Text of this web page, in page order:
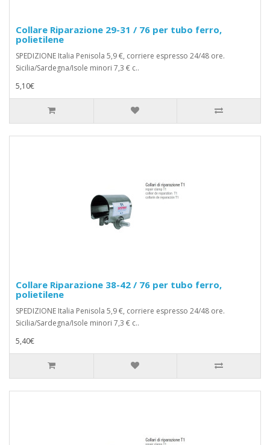
Collare Riparazione 29-31 / 76 per tubo ferro,
polietilene
SPEDIZIONE Italia Penisola 5,9 €, corriere espresso 24/48 ore.
Sicilia/Sardegna/Isole minori 7,3 € c..
5,10€
Collare Riparazione 38-42 / 76 per tubo ferro,
polietilene
SPEDIZIONE Italia Penisola 5,9 €, corriere espresso 24/48 ore.
Sicilia/Sardegna/Isole minori 7,3 € c..
5,40€